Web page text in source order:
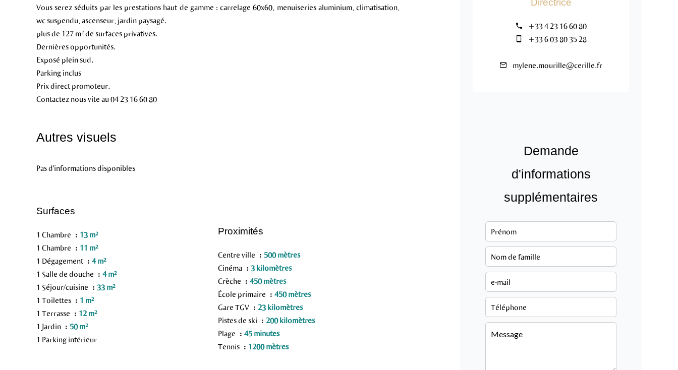
Vous serez séduits par les prestations haut de gamme : carrelage 60x60, menuiseries aluminium, climatisation,
wc suspendu, ascenseur, jardin paysagé.
plus de 127 m² de surfaces privatives.
Dernières opportunités.
Exposé plein sud.
Parking inclus
Prix direct promoteur.
Contactez nous vite au 04 23 16 60 80
Autres visuels
Pas d'informations disponibles
Surfaces
1 Chambre
13 m²
1 Chambre
11 m²
1 Dégagement
4 m²
1 Salle de douche
4 m²
1 Séjour/cuisine
33 m²
1 Toilettes
1 m²
1 Terrasse
12 m²
1 Jardin
50 m²
1 Parking intérieur
Proximités
Centre ville
500 mètres
Cinéma
3 kilomètres
Crèche
450 mètres
École primaire
450 mètres
Gare TGV
23 kilomètres
Pistes de ski
200 kilomètres
Plage
45 minutes
Tennis
1200 mètres
Directrice
+33 4 23 16 60 80
+33 6 03 80 35 28
mylene.mourille@cerille.fr
Demande
d'informations
supplémentaires